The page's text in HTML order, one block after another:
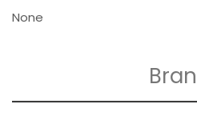
None